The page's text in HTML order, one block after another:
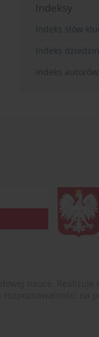
Indeksy
Indeks słów
Indeks dziedzin
Indeks autorów